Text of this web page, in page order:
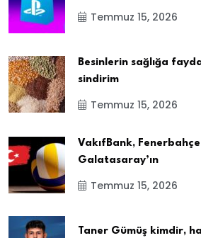
Temmuz 15, 2026
Besinlerin sağlığa
sindirim
Temmuz 15, 2026
VakıfBank,
Galatasaray’ın
Temmuz 15, 2026
Taner Gümüş kimdir,